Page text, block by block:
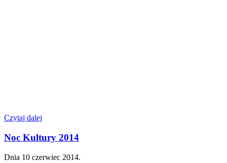
Czytaj dalej
Noc Kultury 2014
Dnia 10 czerwiec 2014.